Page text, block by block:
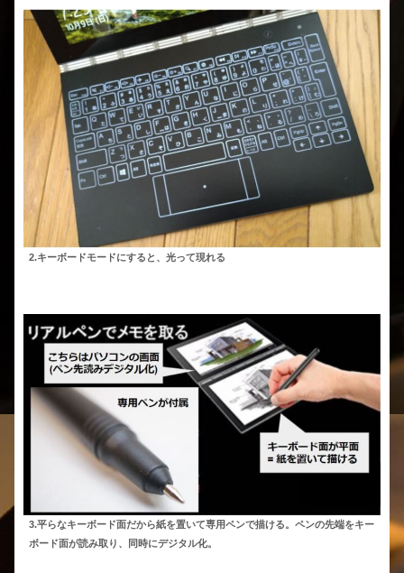
2.キーボードモードにすると、光って現れる
3.平らなキーボード面だから紙を置いて専用ペンで描ける。ペンの先端をキー
ボード面が読み取り、同時にデジタル化。